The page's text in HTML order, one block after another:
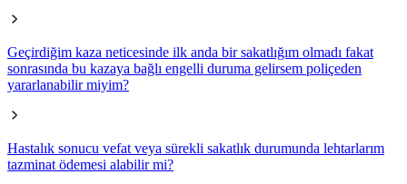
Geçirdiğim kaza neticesinde ilk anda bir sakatlığım olmadı fakat
sonrasında bu kazaya bağlı engelli duruma gelirsem poliçeden
yararlanabilir miyim?
Hastalık sonucu vefat veya sürekli sakatlık durumunda lehtarlarım
tazminat ödemesi alabilir mi?